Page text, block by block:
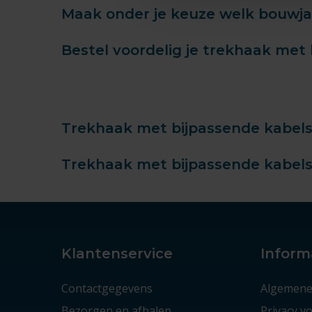
Maak onder je keuze welk
Bestel voordelig je trekhaak met
Trekhaak met bijpassende
Trekhaak met bijpassende
Klantenservice
Contactgegevens